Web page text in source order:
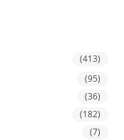
(413)
(95)
(36)
(182)
(7)